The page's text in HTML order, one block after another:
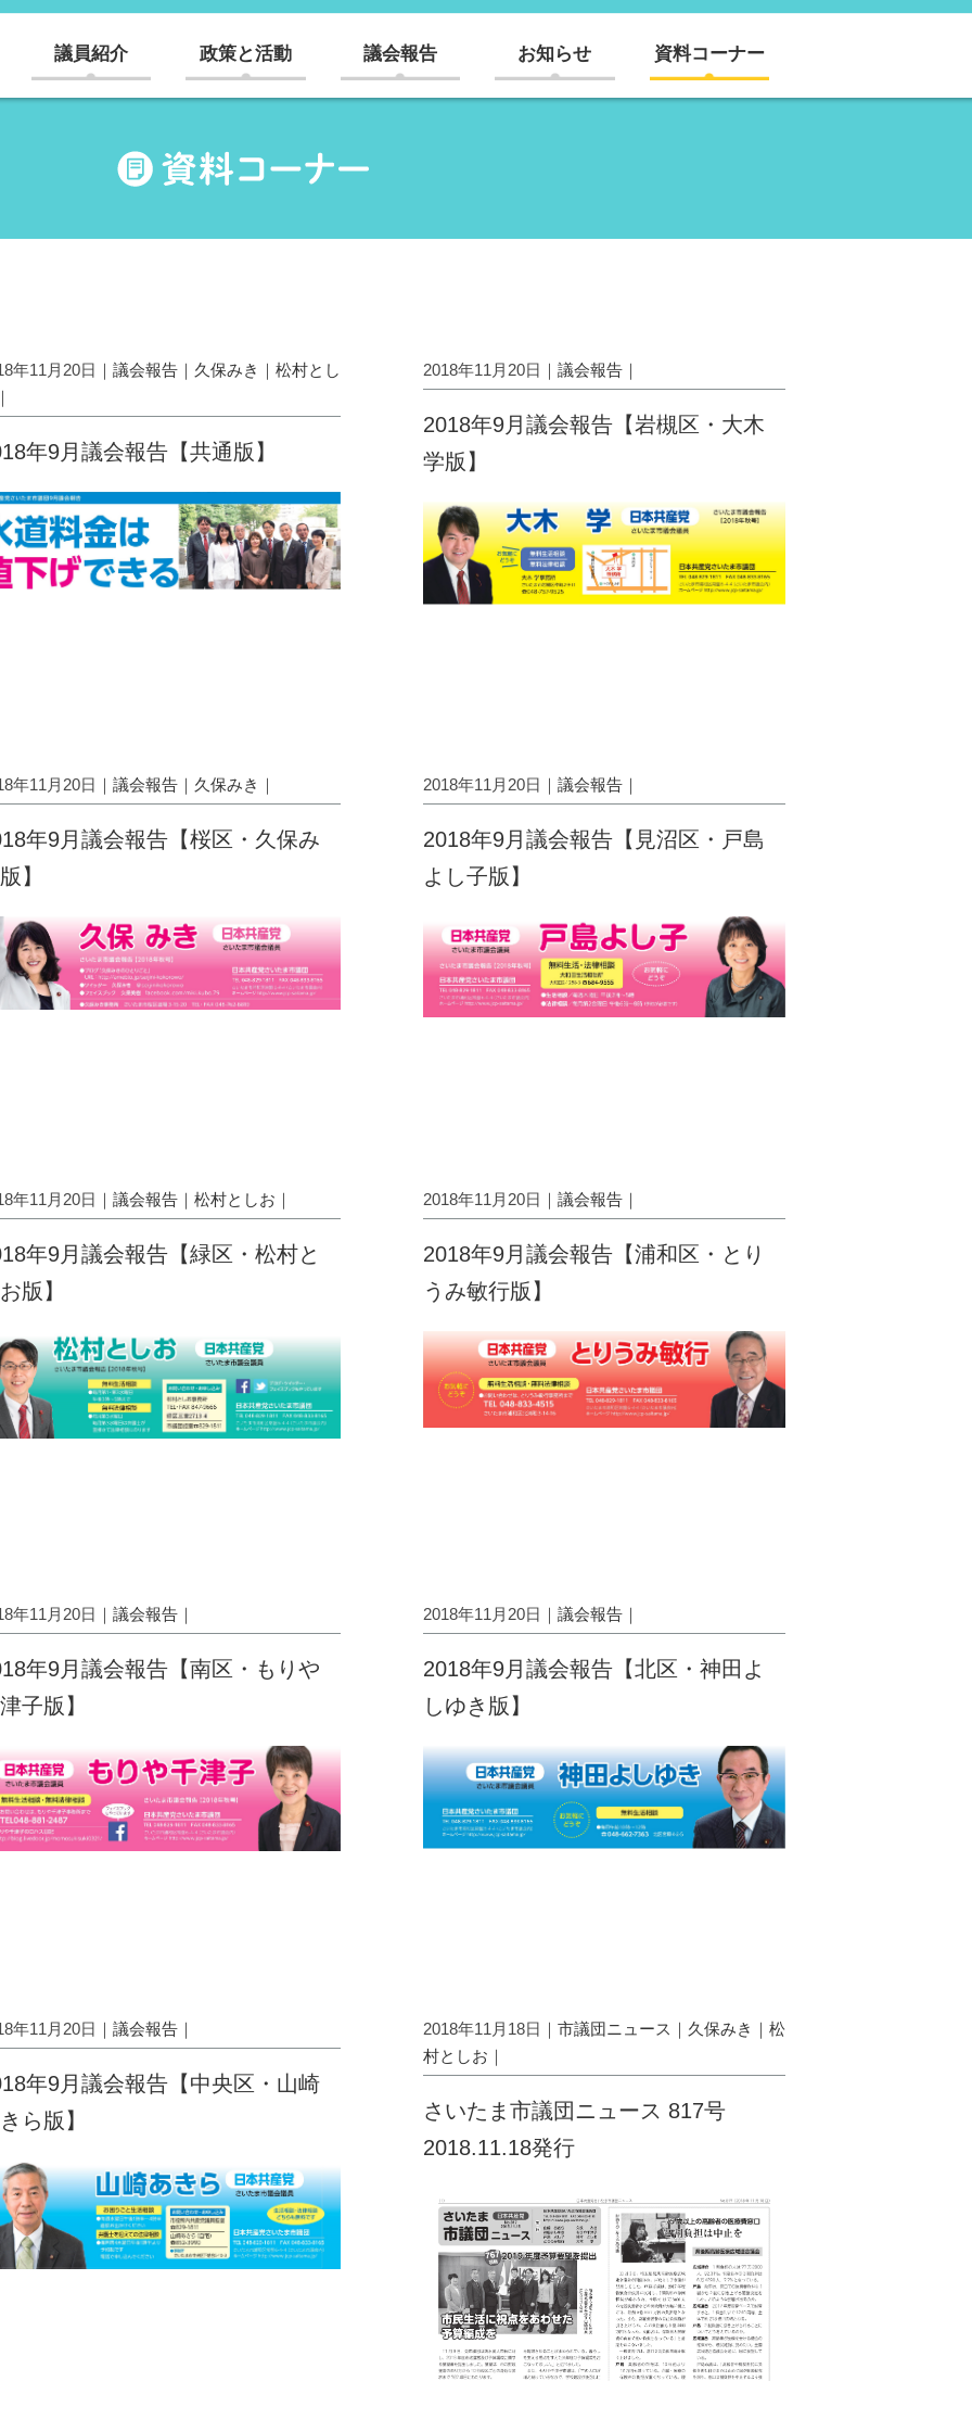
議員紹介 政策と活動 議会報告 お知らせ 資料コーナー
年11月20日｜ 議会報告 ｜ 久保みき ｜ 松村とし
｜
年9月議会報告【共通版】
2018年11月20日｜ 議会報告 ｜
2018年9月議会報告【岩槻区・大木
学版】
年11月20日｜ 議会報告 ｜ 久保みき ｜
年9月議会報告【桜区・久保み
】
2018年11月20日｜ 議会報告 ｜
2018年9月議会報告【見沼区・戸島
よし子版】
年11月20日｜ 議会報告 ｜ 松村としお ｜
年9月議会報告【緑区・松村と
版】
2018年11月20日｜ 議会報告 ｜
2018年9月議会報告【浦和区・とり
うみ敏行版】
年11月20日｜ 議会報告 ｜
年9月議会報告【南区・もりや
子版】
2018年11月20日｜ 議会報告 ｜
2018年9月議会報告【北区・神田よ
しゆき版】
年11月20日｜ 議会報告 ｜
年9月議会報告【中央区・山崎
ら版】
2018年11月18日｜ 市議団ニュース ｜ 久保みき ｜ 松
村としお ｜
さいたま市議団ニュース 817号
2018.11.18発行